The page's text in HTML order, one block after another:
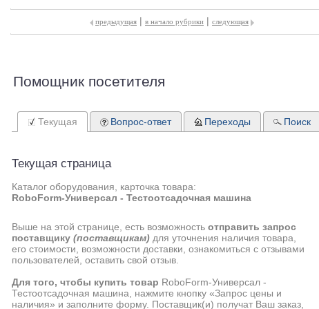
предыдущая | в начало рубрики | следующая
Помощник посетителя
Текущая
Текущая страница
Каталог оборудования, карточка товара:
RoboForm-Универсал - Тестоотсадочная машина
Выше на этой странице, есть возможность отправить запрос
поставщику (поставщикам) для уточнения наличия товара,
его стоимости, возможности доставки, ознакомиться с отзывами
пользователей, оставить свой отзыв.
Для того, чтобы купить товар RoboForm-Универсал -
Тестоотсадочная машина, нажмите кнопку «Запрос цены и
наличия» и заполните форму. Поставщик(и) получат Ваш заказ,
Вопрос-ответ Переходы Поиск